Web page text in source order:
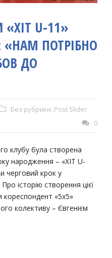
U-11»
«НАМ ПОТРІБНО
ДО
Без рубрики, Post Slider
0
клубу була створена
народження – «ХІТ U-
черговий крок у
історію створення цієї
кореспондент «5х5»
колективу – Євгенієм